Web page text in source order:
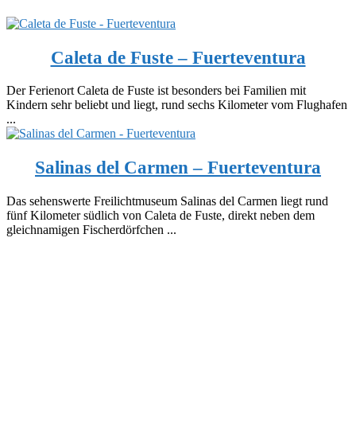
Caleta de Fuste – Fuerteventura
Der Ferienort Caleta de Fuste ist besonders bei Familien mit
Kindern sehr beliebt und liegt, rund sechs Kilometer vom Flughafen
...
Salinas del Carmen – Fuerteventura
Das sehenswerte Freilichtmuseum Salinas del Carmen liegt rund
fünf Kilometer südlich von Caleta de Fuste, direkt neben dem
gleichnamigen Fischerdörfchen ...